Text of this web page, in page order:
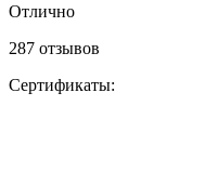
Отлично
287 отзывов
Сертификаты: